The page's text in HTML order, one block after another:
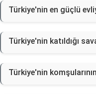
Türkiye'nin en güçlü
Türkiye'nin katıldığı
Türkiye'nin